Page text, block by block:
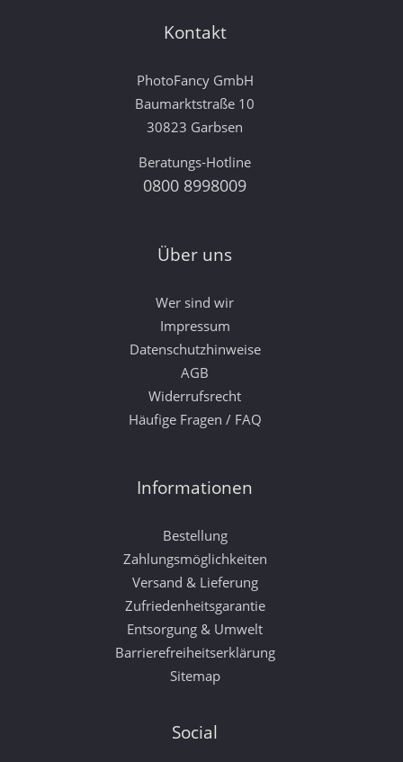
Kontakt
PhotoFancy GmbH
Baumarktstraße 10
30823 Garbsen
Beratungs-Hotline
0800 8998009
Über uns
Wer sind wir
Impressum
Datenschutzhinweise
AGB
Widerrufsrecht
Häufige Fragen / FAQ
Informationen
Bestellung
Zahlungsmöglichkeiten
Versand & Lieferung
Zufriedenheitsgarantie
Entsorgung & Umwelt
Barrierefreiheitserklärung
Sitemap
Social